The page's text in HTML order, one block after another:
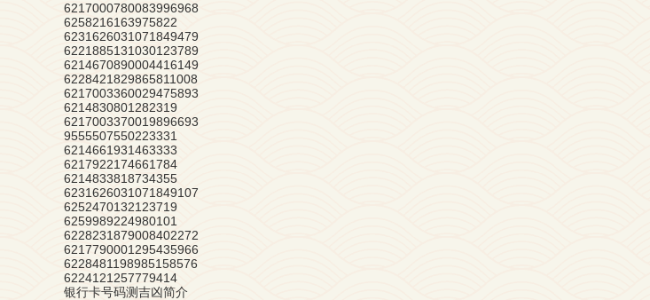
6217000780083996968
6258216163975822
6231626031071849479
6221885131030123789
6214670890004416149
6228421829865811008
6217003360029475893
6214830801282319
6217003370019896693
9555507550223331
6214661931463333
6217922174661784
6214833818734355
6231626031071849107
6252470132123719
6259989224980101
6228231879008402272
6217790001295435966
6228481198985158576
6224121257779414
银行卡号码测吉凶简介